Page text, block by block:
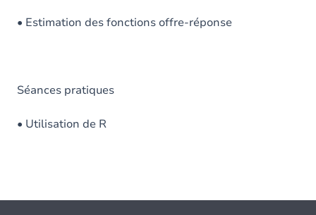
• Estimation des fonctions offre-réponse
Séances pratiques
• Utilisation de R